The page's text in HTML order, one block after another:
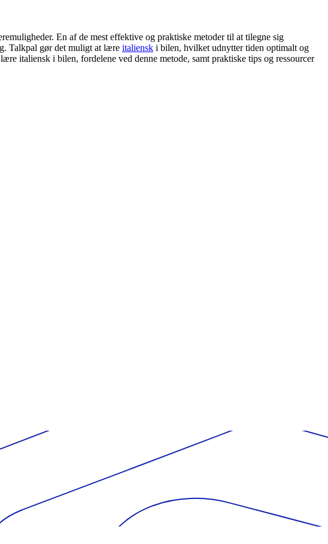
En af de mest effektive og praktiske metoder til at tilegne sig
Talkpal gør det muligt at lære italiensk i bilen, hvilket udnytter tiden optimalt og
italiensk i bilen, fordelene ved denne metode, samt praktiske tips og ressourcer